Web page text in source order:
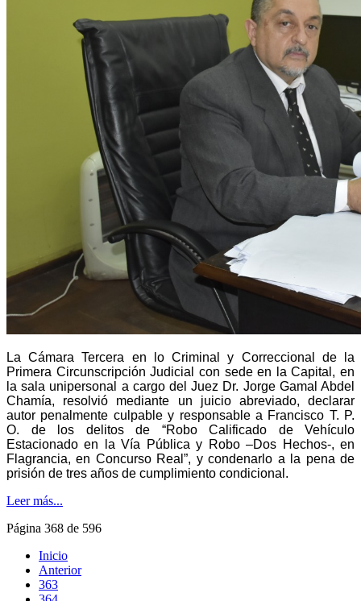
La Cámara Tercera en lo Criminal y Correccional de la
Primera Circunscripción Judicial con sede en la Capital, en
la sala unipersonal a cargo del Juez Dr. Jorge Gamal Abdel
Chamía, resolvió mediante un juicio abreviado, declarar
autor penalmente culpable y responsable a Francisco T. P.
O. de los delitos de “Robo Calificado de Vehículo
Estacionado en la Vía Pública y Robo –Dos Hechos-, en
Flagrancia, en Concurso Real”, y condenarlo a la pena de
prisión de tres años de cumplimiento condicional.
Leer más...
Página 368 de 596
Inicio
Anterior
363